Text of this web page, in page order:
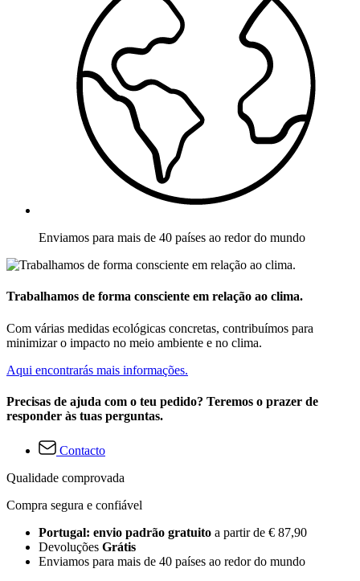
Enviamos para mais de 40 países ao redor do mundo
Trabalhamos de forma consciente em relação ao clima.
Com várias medidas ecológicas concretas, contribuímos para
minimizar o impacto no meio ambiente e no clima.
Aqui encontrarás mais informações.
Precisas de ajuda com o teu pedido? Teremos o prazer de
responder às tuas perguntas.
Contacto
Qualidade comprovada
Compra segura e confiável
Portugal: envio padrão gratuito a partir de € 87,90
Devoluções Grátis
Enviamos para mais de 40 países ao redor do mundo